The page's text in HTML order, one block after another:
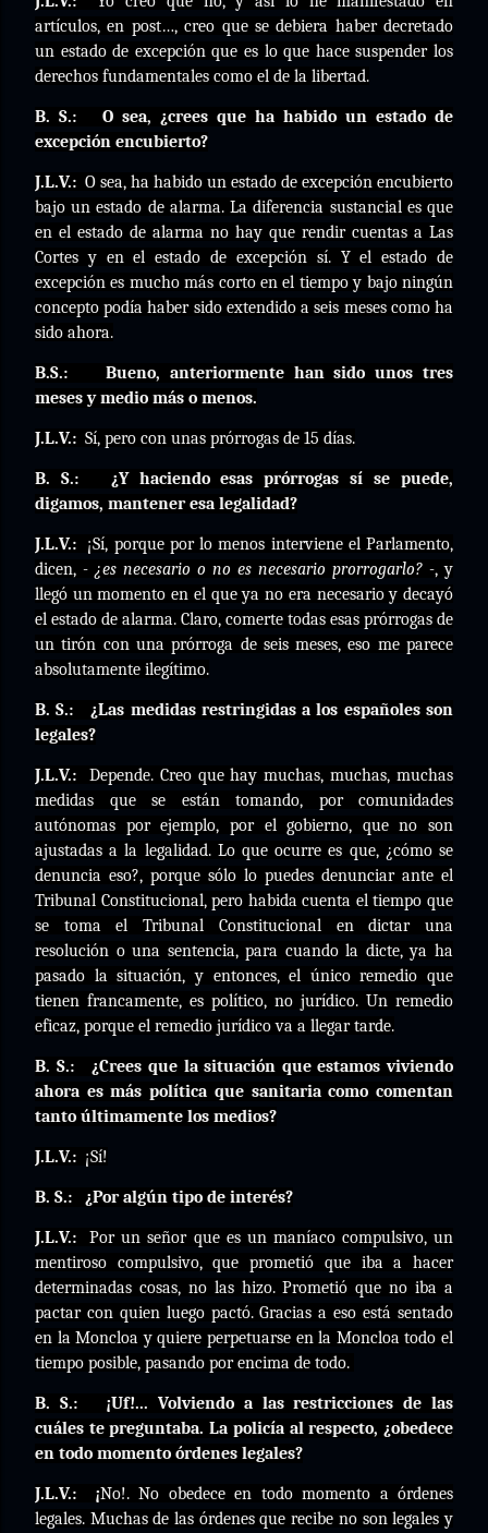
artículos, en post…, creo que se debiera haber decretado
un estado de excepción que es lo que hace suspender los
derechos fundamentales como el de la libertad.
B. S.:
O sea, ¿crees que ha habido un estado de
excepción encubierto?
J.L.V.: O sea, ha habido un estado de excepción encubierto
bajo un estado de alarma. La diferencia sustancial es que
en el estado de alarma no hay que rendir cuentas a Las
Cortes y en el estado de excepción sí. Y el estado de
excepción es mucho más corto en el tiempo y bajo ningún
concepto podía haber sido extendido a seis meses como ha
sido ahora.
B.S.:
Bueno, anteriormente han sido unos tres
meses y medio más o menos.
J.L.V.: Sí, pero con unas prórrogas de 15 días.
B. S.:
¿Y haciendo esas prórrogas sí se puede,
digamos, mantener esa legalidad?
J.L.V.:
¡Sí, porque por lo menos interviene el Parlamento,
dicen, - ¿es necesario o no es necesario prorrogarlo? -, y
llegó un momento en el que ya no era necesario y decayó
el estado de alarma. Claro, comerte todas esas prórrogas de
un tirón con una prórroga de seis meses, eso me parece
absolutamente ilegítimo.
B. S.:
¿Las medidas restringidas a los españoles son
legales?
J.L.V.:
Depende. Creo que hay muchas, muchas, muchas
medidas que se están tomando, por comunidades
autónomas por ejemplo, por el gobierno, que no son
ajustadas a la legalidad. Lo que ocurre es que, ¿cómo se
denuncia eso?, porque sólo lo puedes denunciar ante el
Tribunal Constitucional, pero habida cuenta el tiempo que
se toma el Tribunal Constitucional en dictar una
resolución o una sentencia, para cuando la dicte, ya ha
pasado la situación, y entonces, el único remedio que
tienen francamente, es político, no jurídico. Un remedio
eficaz, porque el remedio jurídico va a llegar tarde.
B. S.:
¿Crees que la situación que estamos viviendo
ahora es más política que sanitaria como comentan
tanto últimamente los medios?
J.L.V.: ¡Sí!
B. S.: ¿Por algún tipo de interés?
J.L.V.:
Por un señor que es un maníaco compulsivo, un
mentiroso compulsivo, que prometió que iba a hacer
determinadas cosas, no las hizo. Prometió que no iba a
pactar con quien luego pactó. Gracias a eso está sentado
en la Moncloa y quiere perpetuarse en la Moncloa todo el
tiempo posible, pasando por encima de todo.
B. S.:
¡Uf!... Volviendo a las restricciones de las
cuáles te preguntaba. La policía al respecto, ¿obedece
en todo momento órdenes legales?
J.L.V.: ¡No!. No obedece en todo momento a órdenes
legales. Muchas de las órdenes que recibe no son legales y